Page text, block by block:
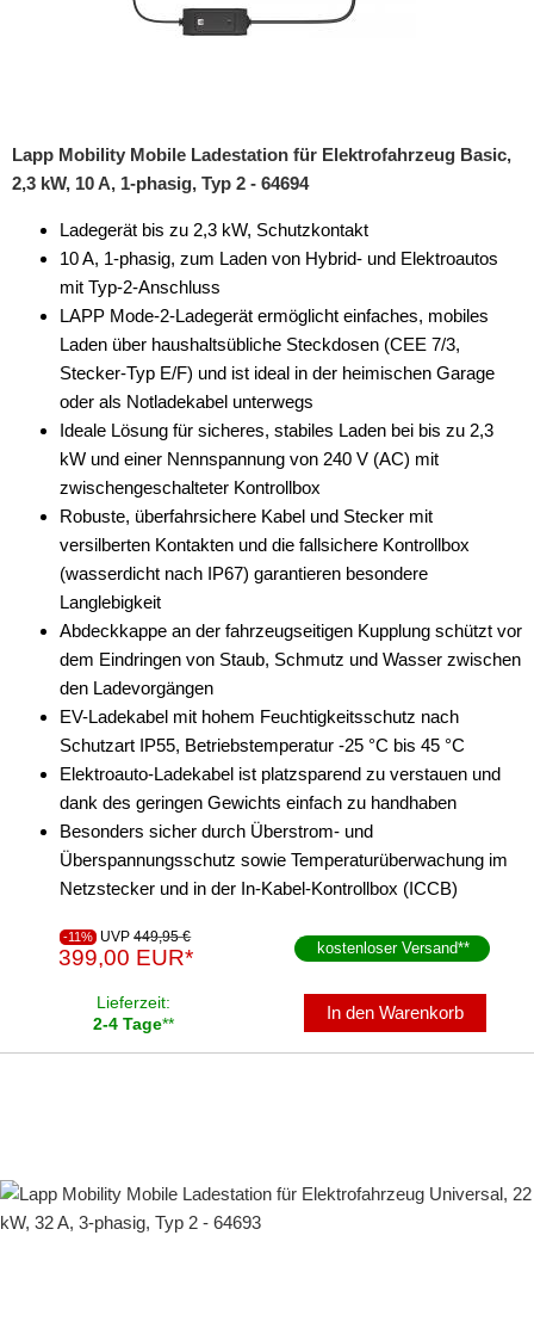
Lapp Mobility Mobile Ladestation für Elektrofahrzeug Basic,
2,3 kW, 10 A, 1-phasig, Typ 2 - 64694
Ladegerät bis zu 2,3 kW, Schutzkontakt
10 A, 1-phasig, zum Laden von Hybrid- und Elektroautos
mit Typ-2-Anschluss
LAPP Mode-2-Ladegerät ermöglicht einfaches, mobiles
Laden über haushaltsübliche Steckdosen (CEE 7/3,
Stecker-Typ E/F) und ist ideal in der heimischen Garage
oder als Notladekabel unterwegs
Ideale Lösung für sicheres, stabiles Laden bei bis zu 2,3
kW und einer Nennspannung von 240 V (AC) mit
zwischengeschalteter Kontrollbox
Robuste, überfahrsichere Kabel und Stecker mit
versilberten Kontakten und die fallsichere Kontrollbox
(wasserdicht nach IP67) garantieren besondere
Langlebigkeit
Abdeckkappe an der fahrzeugseitigen Kupplung schützt vor
dem Eindringen von Staub, Schmutz und Wasser zwischen
den Ladevorgängen
EV-Ladekabel mit hohem Feuchtigkeitsschutz nach
Schutzart IP55, Betriebstemperatur -25 °C bis 45 °C
Elektroauto-Ladekabel ist platzsparend zu verstauen und
dank des geringen Gewichts einfach zu handhaben
Besonders sicher durch Überstrom- und
Überspannungsschutz sowie Temperaturüberwachung im
Netzstecker und in der In-Kabel-Kontrollbox (ICCB)
-11% UVP 449,95 €
399,00 EUR* kostenloser Versand**
Lieferzeit:
2-4 Tage**
In den Warenkorb